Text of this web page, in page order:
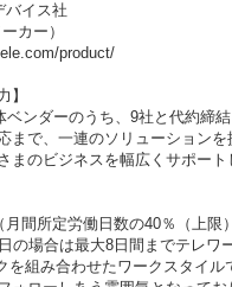
バイス社
カー）
product/
】
ベンダーのうち、9社と代約締
まで、一連のソリューション
まのビジネスを幅広くサポート
間所定労働日数の40％（上限
の場合は最大8日間までテレワ
組み合わせたワークスタイル